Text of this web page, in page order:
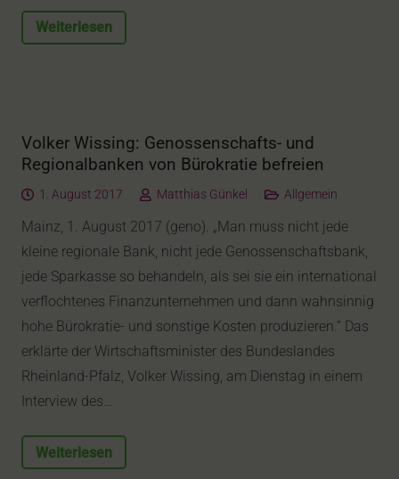
Weiterlesen
Volker Wissing: Genossenschafts- und
Regionalbanken von Bürokratie befreien
1. August 2017 Matthias Günkel Allgemein
Mainz, 1. August 2017 (geno). „Man muss nicht jede
kleine regionale Bank, nicht jede Genossenschaftsbank,
jede Sparkasse so behandeln, als sei sie ein international
verflochtenes Finanzunternehmen und dann wahnsinnig
hohe Bürokratie- und sonstige Kosten produzieren.“ Das
erklärte der Wirtschaftsminister des Bundeslandes
Rheinland-Pfalz, Volker Wissing, am Dienstag in einem
Interview des…
Weiterlesen